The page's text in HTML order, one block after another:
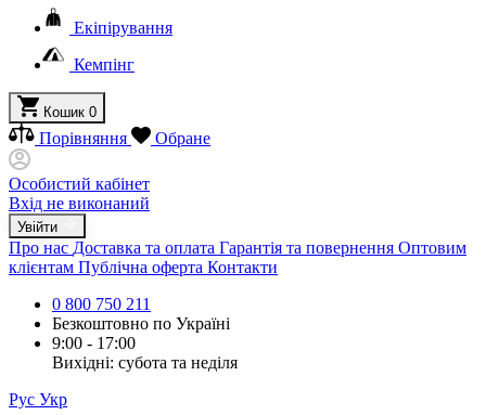
Екіпірування
Кемпінг
Кошик 0
Порівняння Обране
Особистий кабінет
Вхід не виконаний
Увійти
Про нас Доставка та оплата Гарантія та повернення Оптовим
клієнтам Публічна оферта Контакти
0 800 750 211
Безкоштовно по Україні
9:00 - 17:00
Вихідні: субота та неділя
Рус Укр